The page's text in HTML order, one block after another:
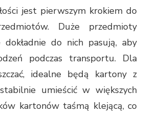
jest pierwszym krokiem do
Duże przedmioty
do nich pasują, aby
podczas transportu. Dla
idealne będą kartony z
umieścić w większych
kartonów taśmą klejącą, co